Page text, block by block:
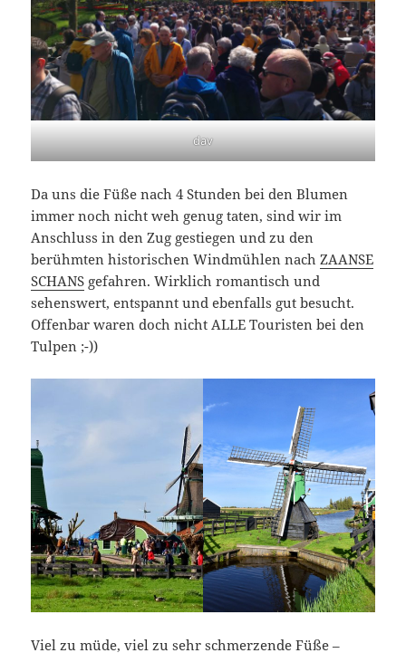
dav
Da uns die Füße nach 4 Stunden bei den Blumen
immer noch nicht weh genug taten, sind wir im
Anschluss in den Zug gestiegen und zu den
berühmten historischen Windmühlen nachZAANSE
SCHANS gefahren. Wirklich romantisch und
sehenswert, entspannt und ebenfalls gut besucht.
Offenbar waren doch nicht ALLE Touristen bei den
Tulpen ;-))
Viel zu müde, viel zu sehr schmerzende Füße –